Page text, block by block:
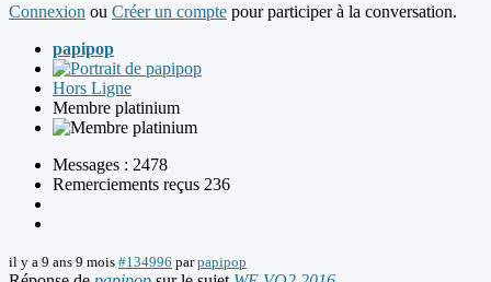
Connexion ou Créer un compte pour participer à la conversation.
papipop
Hors Ligne
Membre platinium
Messages : 2478
Remerciements reçus 236
il y a 9 ans 9 mois #134996 parpapipop